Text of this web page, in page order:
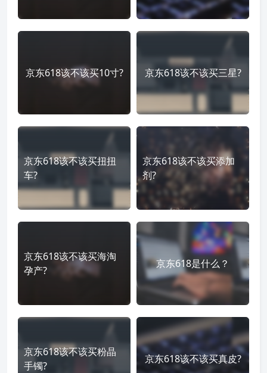
京东618该不该买10寸? 京东618该不该买三星?
京东618该不该买扭扭
车?
京东618该不该买添加
剂?
京东618该不该买海淘
孕产?
京东618是什么？
京东618该不该买粉晶
手镯?
京东618该不该买真皮?